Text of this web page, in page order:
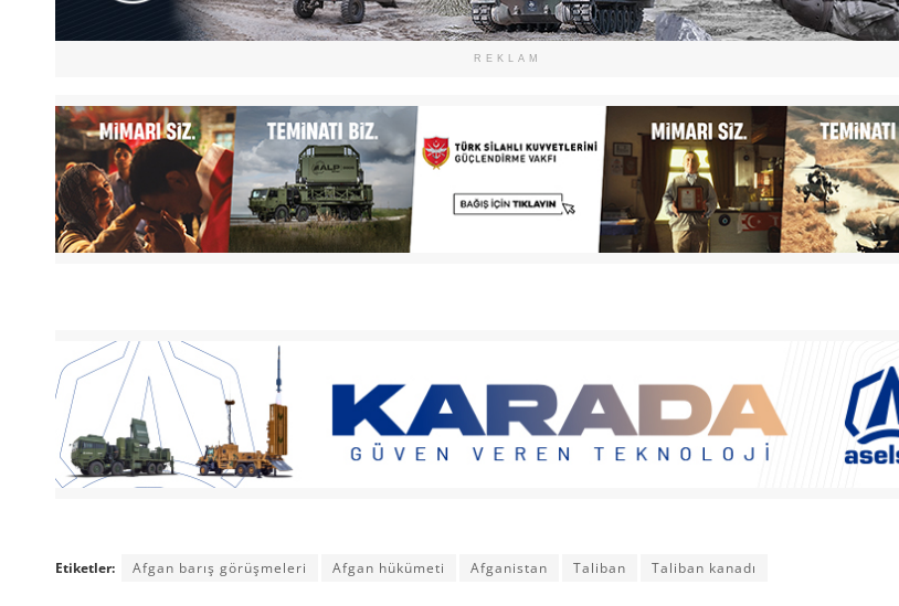
REKLAM
Etiketler: Afgan barış görüşmeleri Afgan hükümeti Afganistan Taliban Taliban kanadı